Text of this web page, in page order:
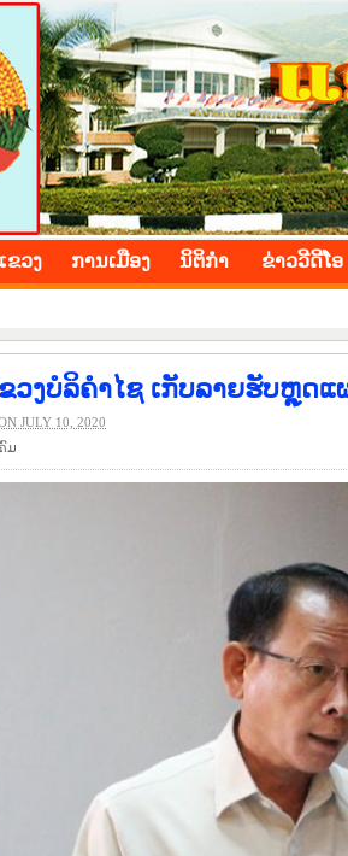
PROVINCE
ຂວງ ​ການ​ເມືອງ ນິ​ຕິ​ກຳ ຂ່າວ​ວີ​ດີ​ໂອ
ວງບໍລິຄຳໄຊ ເກັບລາຍຮັບຫຼຸດແ
JULY 10, 2020
ມ